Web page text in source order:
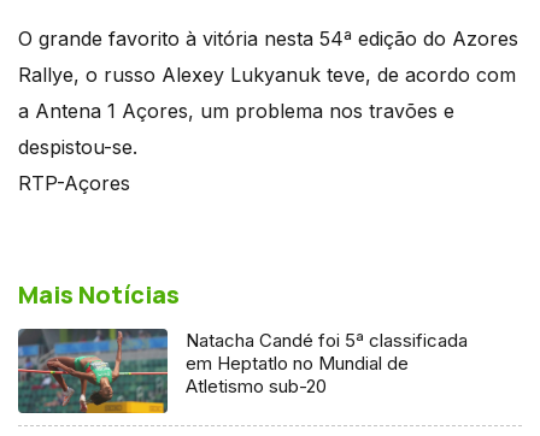
O grande favorito à vitória nesta 54ª edição do Azores
Rallye, o russo Alexey Lukyanuk teve, de acordo com
a Antena 1 Açores, um problema nos travões e
despistou-se.
RTP-Açores
Mais Notícias
Natacha Candé foi 5ª classificada
em Heptatlo no Mundial de
Atletismo sub-20